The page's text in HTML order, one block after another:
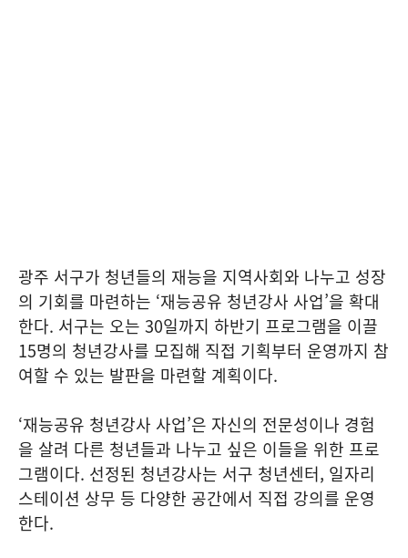
광주 서구가 청년들의 재능을 지역사회와 나누고 성장
의 기회를 마련하는 ‘재능공유 청년강사 사업’을 확대
한다. 서구는 오는 30일까지 하반기 프로그램을 이끌
15명의 청년강사를 모집해 직접 기획부터 운영까지 참
여할 수 있는 발판을 마련할 계획이다.
‘재능공유 청년강사 사업’은 자신의 전문성이나 경험
을 살려 다른 청년들과 나누고 싶은 이들을 위한 프로
그램이다. 선정된 청년강사는 서구 청년센터, 일자리
스테이션 상무 등 다양한 공간에서 직접 강의를 운영
한다.